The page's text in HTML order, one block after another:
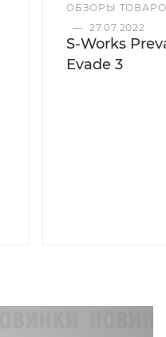
ОБЗОРЫ
— 27.07.2022
S-Works
Evade 3